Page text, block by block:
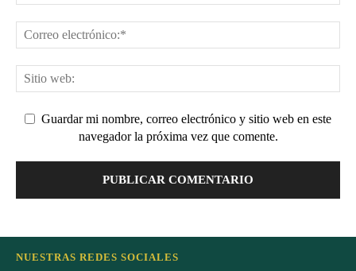
Guardar mi nombre, correo electrónico y sitio web en este
navegador la próxima vez que comente.
NUESTRAS REDES SOCIALES